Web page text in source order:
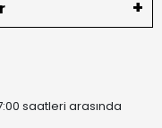
saatleri arasında